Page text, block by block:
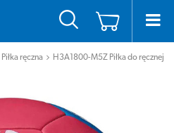
Piłka ręczna H3A1800-M5Z Piłka do ręcznej